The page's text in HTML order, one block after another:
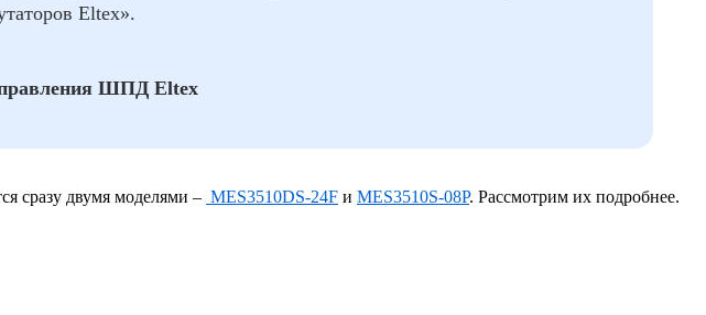
Eltex».
ШПД Eltex
сразу двумя моделями – MES3510DS-24F и MES3510S-08P. Рассмотрим их подробнее.